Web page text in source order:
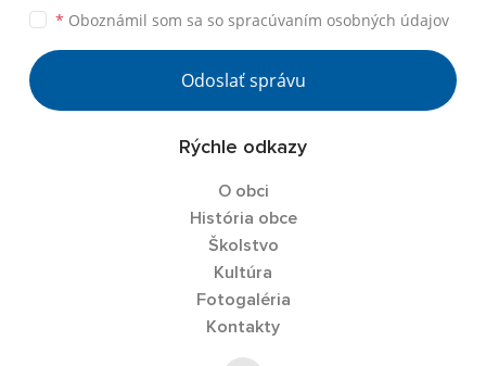
* Oboznámil som sa so spracúvaním osobných údajov
Odoslať správu
Rýchle odkazy
O obci
História obce
Školstvo
Kultúra
Fotogaléria
Kontakty